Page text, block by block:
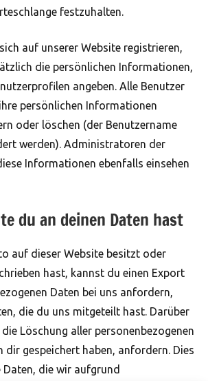
festzuhalten.
auf unserer Website registrieren,
die persönlichen Informationen,
angeben. Alle Benutzer
persönlichen Informationen
oder löschen (der Benutzername
werden). Administratoren der
Informationen ebenfalls einsehen
du an deinen Daten hast
auf dieser Website besitzt oder
hast, kannst du einen Export
Daten bei uns anfordern,
die du uns mitgeteilt hast. Darüber
Löschung aller personenbezogenen
dir gespeichert haben, anfordern. Dies
die wir aufgrund